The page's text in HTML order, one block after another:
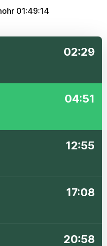
01:49:13
02:29
04:51
12:55
17:08
20:58